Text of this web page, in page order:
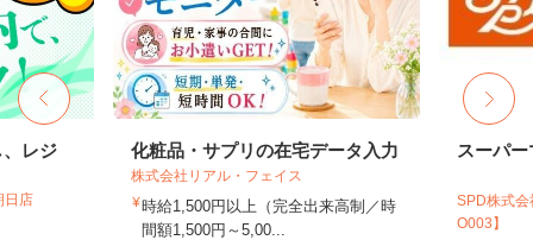
レジ
日店
化粧品・サプリの在宅データ入力
株式会社リアル・フェイス
時給1,500円以上（完全出来高制／時
間額1,500円～5,00...
スーパ
SPD株式会
O003】